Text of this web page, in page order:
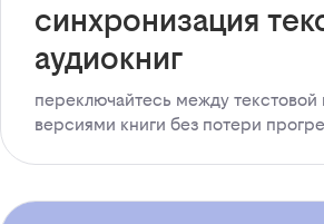
синхронизация
аудиокниг
переключайтесь между текстовой
версиями книги без потери